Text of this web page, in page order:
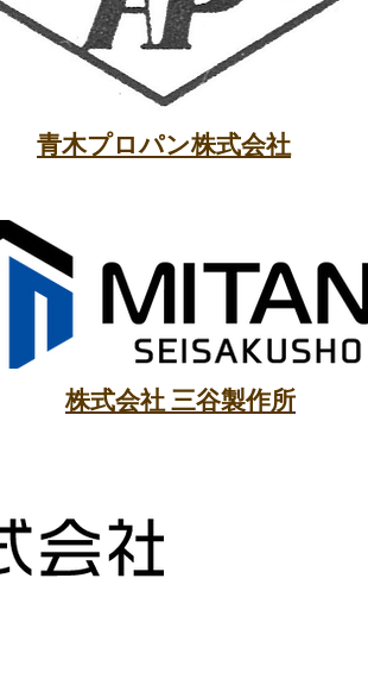
青木プロパン株式会社
株式会社 三谷製作所